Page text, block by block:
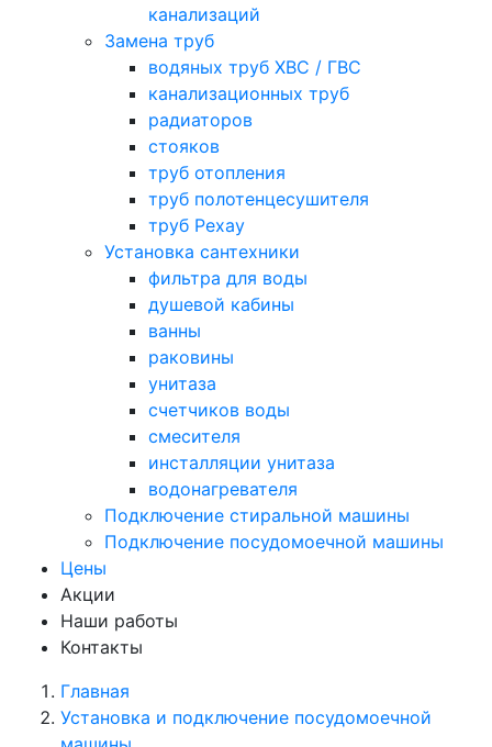
канализаций
Замена труб
водяных труб ХВС / ГВС
канализационных труб
радиаторов
стояков
труб отопления
труб полотенцесушителя
труб Рехау
Установка сантехники
фильтра для воды
душевой кабины
ванны
раковины
унитаза
счетчиков воды
смесителя
инсталляции унитаза
водонагревателя
Подключение стиральной машины
Подключение посудомоечной машины
Цены
Акции
Наши работы
Контакты
Главная
Установка и подключение посудомоечной